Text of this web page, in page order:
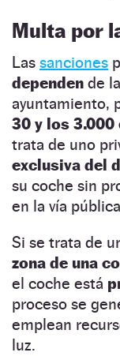
Multa por
Las sanciones
dependen de
ayuntamiento,
30 y los 3.000
trata de uno
exclusiva del
su coche sin
en la vía
Si se trata de
zona de una
el coche está
proceso se
emplean
luz.